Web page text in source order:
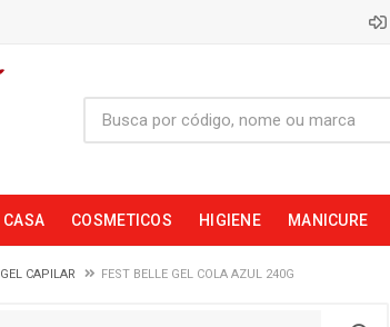
CASA COSMETICOS HIGIENE MANICURE
GEL CAPILAR FEST BELLE GEL COLA AZUL 240G